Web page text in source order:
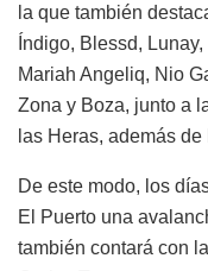
la que también
Índigo, Blessd,
Mariah Angeliq, Nio
Zona y Boza, junto a
las Heras, además
De este modo, los
El Puerto una
también contará con